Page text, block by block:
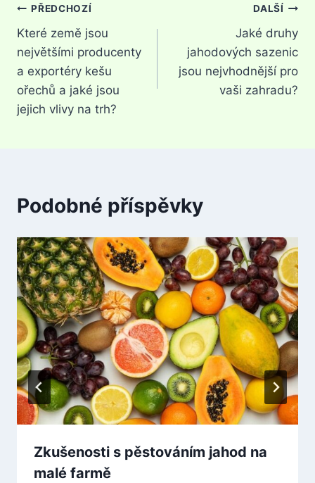
Navigace
pro
příspěvek
PŘEDCHOZÍ
Které země jsou
největšími producenty
a exportéry kešu
ořechů a jaké jsou
jejich vlivy na trh?
DALŠÍ
Jaké druhy
jahodových sazenic
jsou nejvhodnější pro
vaši zahradu?
Podobné příspěvky
Zkušenosti s pěstováním jahod na
malé farmě